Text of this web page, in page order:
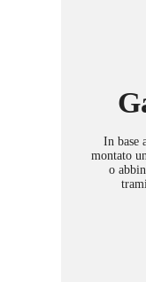
In base
montato
o